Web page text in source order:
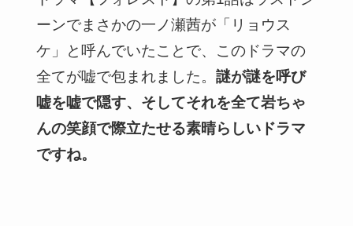
ーンでまさかの一ノ瀬茜が「リョウス
ケ」と呼んでいたことで、このドラマの
全てが嘘で包まれました。謎が謎を呼び
嘘を嘘で隠す、そしてそれを全て岩ちゃ
んの笑顔で際立たせる素晴らしいドラマ
ですね。